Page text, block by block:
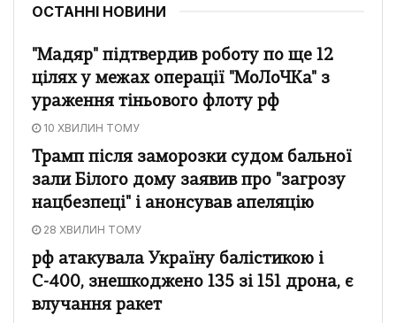
ОСТАННІ НОВИНИ
"Мадяр" підтвердив роботу по ще 12
цілях у межах операції "МоЛоЧКа" з
ураження тіньового флоту рф
10 ХВИЛИН ТОМУ
Трамп після заморозки судом бальної
зали Білого дому заявив про "загрозу
нацбезпеці" і анонсував апеляцію
28 ХВИЛИН ТОМУ
рф атакувала Україну балістикою і
С-400, знешкоджено 135 зі 151 дрона, є
влучання ракет